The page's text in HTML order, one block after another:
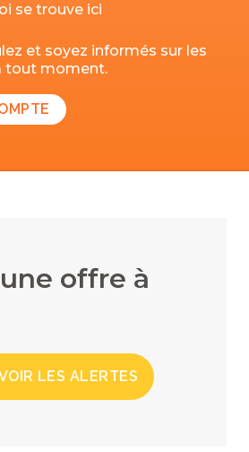
se trouve ici
et soyez informés sur les
tout moment.
offre à
LES ALERTES